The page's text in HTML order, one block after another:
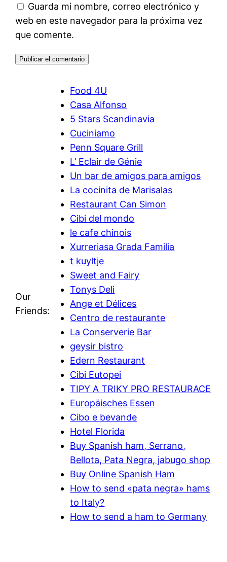
Guarda mi nombre, correo electrónico y
web en este navegador para la próxima vez
que comente.
Our
Friends:
Food 4U
Casa Alfonso
5 Stars Scandinavia
Cuciniamo
Penn Square Grill
L’ Eclair de Génie
Un bar de amigos para amigos
La cocinita de Marisalas
Restaurant Can Simon
Cibi del mondo
le cafe chinois
Xurreriasa Grada Familia
t kuyltje
Sweet and Fairy
Tonys Deli
Ange et Délices
Centro de restaurante
La Conserverie Bar
geysir bistro
Edern Restaurant
Cibi Eutopei
TIPY A TRIKY PRO RESTAURACE
Europäisches Essen
Cibo e bevande
Hotel Florida
Buy Spanish ham, Serrano,
Bellota, Pata Negra, jabugo shop
Buy Online Spanish Ham
How to send «pata negra» hams
to Italy?
How to send a ham to Germany